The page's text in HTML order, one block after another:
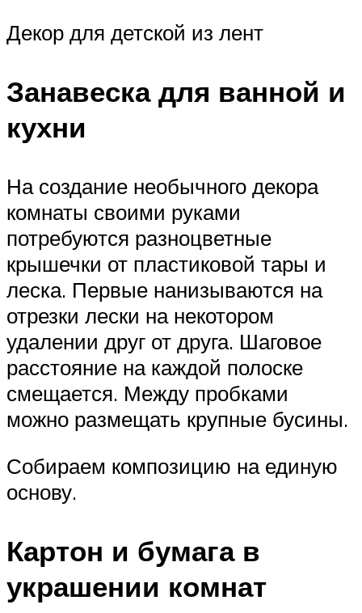
Декор для детской из лент
Занавеска для ванной и
кухни
На создание необычного декора
комнаты своими руками
потребуются разноцветные
крышечки от пластиковой тары и
леска. Первые нанизываются на
отрезки лески на некотором
удалении друг от друга. Шаговое
расстояние на каждой полоске
смещается. Между пробками
можно размещать крупные бусины.
Собираем композицию на единую
основу.
Картон и бумага в
украшении комнат